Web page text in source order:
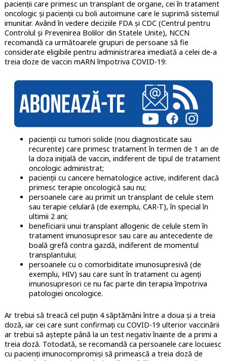
pacienții care primesc un transplant de organe, cei în tratament
oncologic și pacienții cu boli autoimune care le suprimă sistemul
imunitar. Având în vedere deciziile FDA și CDC (Centrul pentru
Controlul și Prevenirea Bolilor din Statele Unite), NCCN
recomandă ca următoarele grupuri de persoane să fie
considerate eligibile pentru administrarea imediată a celei de-a
treia doze de vaccin mARN împotriva COVID-19:
pacienții cu tumori solide (nou diagnosticate sau
recurente) care primesc tratament în termen de 1 an de
la doza inițială de vaccin, indiferent de tipul de tratament
oncologic administrat;
pacienții cu cancere hematologice active, indiferent dacă
primesc terapie oncologică sau nu;
persoanele care au primit un transplant de celule stem
sau terapie celulară (de exemplu, CAR-T), în special în
ultimii 2 ani;
beneficiarii unui transplant allogenic de celule stem în
tratament imunosupresor sau care au antecedente de
boală grefă contra gazdă, indiferent de momentul
transplantului;
persoanele cu o comorbiditate imunosupresivă (de
exemplu, HIV) sau care sunt în tratament cu agenți
imunosupresori ce nu fac parte din terapia împotriva
patologiei oncologice.
Ar trebui să treacă cel puțin 4 săptămâni între a doua și a treia
doză, iar cei care sunt confirmați cu COVID-19 ulterior vaccinării
ar trebui să aștepte până la un test negativ înainte de a primi a
treia doză. Totodată, se recomandă ca persoanele care locuiesc
cu pacienți imunocompromiși să primească a treia doză de